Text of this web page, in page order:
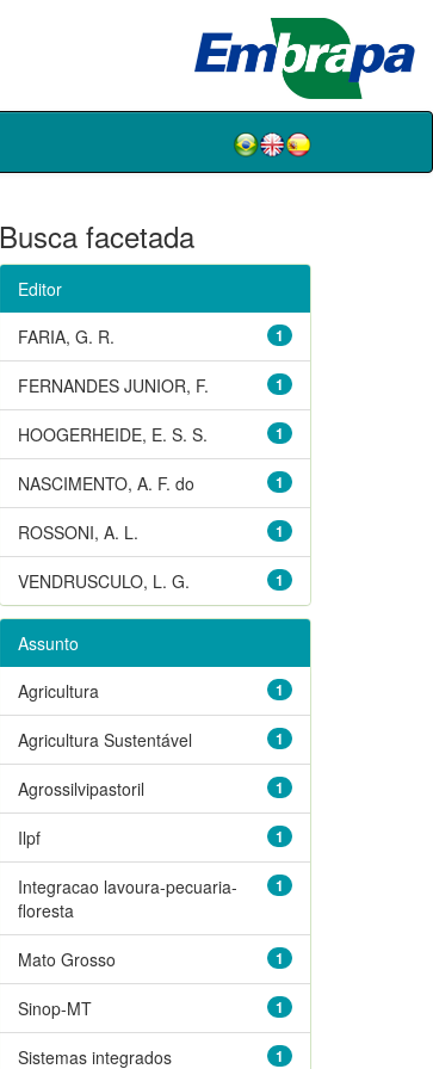
Busca facetada
Editor
1
FARIA, G. R.
1
FERNANDES JUNIOR, F.
1
HOOGERHEIDE, E. S. S.
1
NASCIMENTO, A. F. do
1
ROSSONI, A. L.
1
VENDRUSCULO, L. G.
Assunto
1
Agricultura
1
Agricultura Sustentável
1
Agrossilvipastoril
1
Ilpf
1
Integracao lavoura-pecuaria-
floresta
1
Mato Grosso
1
Sinop-MT
1
Sistemas integrados